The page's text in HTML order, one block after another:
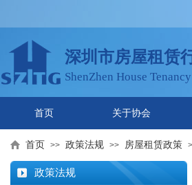
ShenZhen House
首页 关于协会
深圳市房屋租赁
首页 >> 政策法规 >> 房屋租赁政策
政策法规